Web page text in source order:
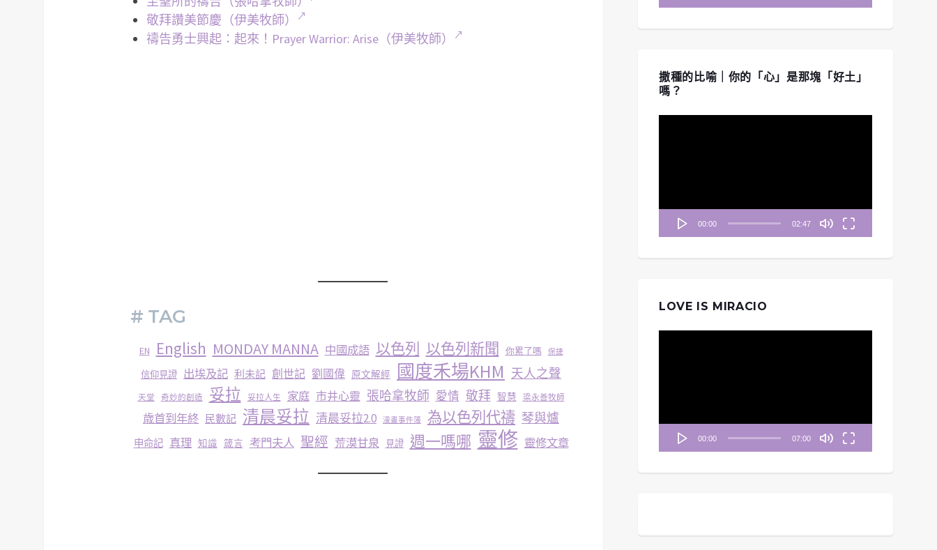
敬拜讚美節慶（伊美牧師）
禱告勇士興起：起來！Prayer Warrior: Arise（伊美牧師）
# TAG
EN English MONDAY MANNA 中國成語 以色列 以色列新聞 你累了嗎 保捷
信仰見證 出埃及記 利未記 創世記 劉國偉 原文解經 國度禾場KHM 天人之聲
天堂 奇妙的創造 妥拉 妥拉人生 家庭 市井心靈 張哈拿牧師 愛情 敬拜 智慧 梁永善牧師
歳首到年終 民數記 清晨妥拉 清晨妥拉2.0 漫畫事件簿 為以色列代禱 琴與爐
申命記 真理 知識 箴言 考門夫人 聖經 荒漠甘泉 見證 週一嗎哪 靈修 靈修文章
撒種的比喻｜你的「心」是那塊「好土」
嗎？
00:00 02:47
LOVE IS MIRACIO
00:00 07:00